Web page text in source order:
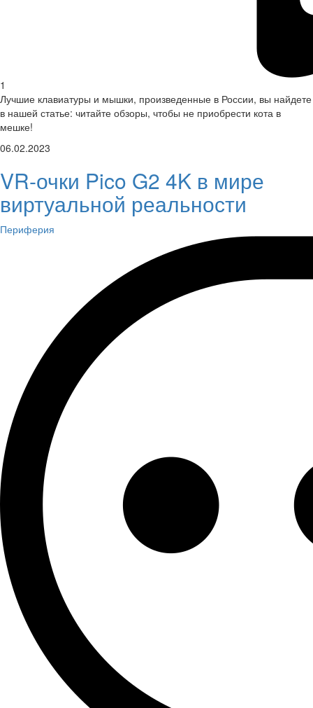
1
Лучшие клавиатуры и мышки, произведенные в России, вы найдете
в нашей статье: читайте обзоры, чтобы не приобрести кота в
мешке!
06.02.2023
VR-очки Pico G2 4K в мире
виртуальной реальности
Периферия